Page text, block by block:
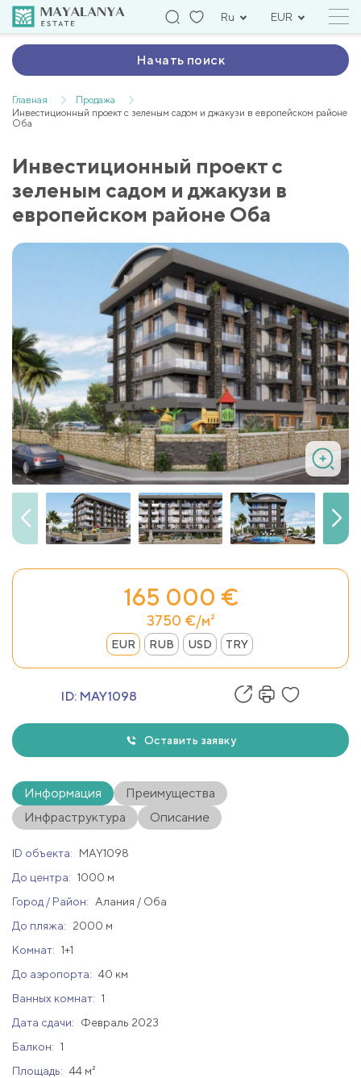
Ru EUR
Начать поиск
Главная
Продажа
Инвестиционный проект с зеленым садом и джакузи в европейском районе
Оба
Инвестиционный проект с
зеленым садом и джакузи в
европейском районе Оба
165 000 €
3750 €/м²
EUR RUB USD TRY
ID: MAY1098
Оставить заявку
Информация
Преимущества
Инфраструктура
Описание
ID объекта:
MAY1098
До центра: 1000 м
Город / Район:
Алания / Оба
До пляжа:
2000 м
Комнат: 1+1
До аэропорта: 40 км
Ванных комнат: 1
Дата сдачи:
Февраль 2023
Балкон: 1
Площадь: 44 м²